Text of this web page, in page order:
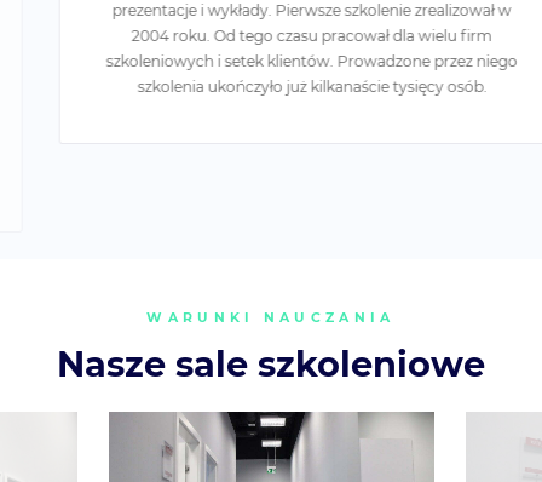
prezentacje i wykłady. Pierwsze szkolenie zrealizował w
2004 roku. Od tego czasu pracował dla wielu firm
szkoleniowych i setek klientów. Prowadzone przez niego
szkolenia ukończyło już kilkanaście tysięcy osób.
WARUNKI NAUCZANIA
Nasze sale szkoleniowe